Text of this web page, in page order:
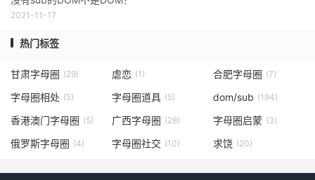
2021-11-17
热门标签
甘肃字母圈 (29) 虐恋 (1) 合肥字母圈 (7)
字母圈相处 (5) 字母圈道具 (5) dom/sub (194)
香港澳门字母圈 (5) 广西字母圈 (28) 字母圈启蒙 (3)
俄罗斯字母圈 (4) 字母圈社交 (10) 求饶 (20)